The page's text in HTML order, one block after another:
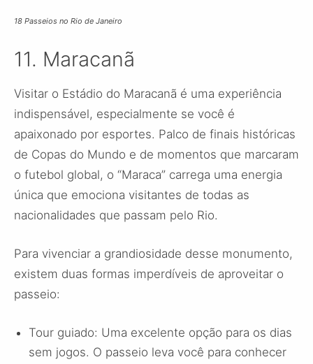
18 Passeios no Rio de Janeiro
11. Maracanã
Visitar o Estádio do Maracanã é uma experiência
indispensável, especialmente se você é
apaixonado por esportes. Palco de finais históricas
de Copas do Mundo e de momentos que marcaram
o futebol global, o “Maraca” carrega uma energia
única que emociona visitantes de todas as
nacionalidades que passam pelo Rio.
Para vivenciar a grandiosidade desse monumento,
existem duas formas imperdíveis de aproveitar o
passeio:
Tour guiado: Uma excelente opção para os dias
sem jogos. O passeio leva você para conhecer